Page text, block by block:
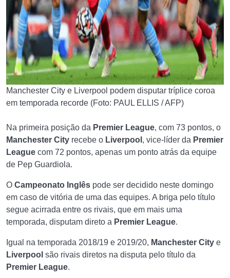
Manchester City e Liverpool podem disputar tríplice coroa
em temporada recorde (Foto: PAUL ELLIS / AFP)
Na primeira posição da Premier League, com 73 pontos, o
Manchester City recebe o Liverpool , vice-líder da Premier
League com 72 pontos, apenas um ponto atrás da equipe
de Pep Guardiola.
O Campeonato Inglês pode ser decidido neste domingo
em caso de vitória de uma das equipes. A briga pelo título
segue acirrada entre os rivais, que em mais uma
temporada, disputam direto a Premier League.
Igual na temporada 2018/19 e 2019/20, Manchester City e
Liverpool são rivais diretos na disputa pelo título da
Premier League.